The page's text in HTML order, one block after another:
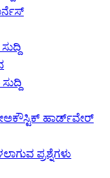
ಹಾರ್ಡ್‌ವೇರ್
ಪ್ರಶ್ನೆಗಳು